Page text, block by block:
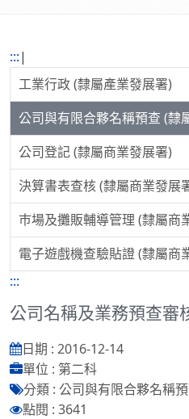
:::|
工業行政 (隸屬產業發展署)
公司與有限合夥名稱預查 (隸
公司登記 (隸屬商業發展署)
決算書表查核 (隸屬商業發展
巿場及攤販輔導管理 (隸屬商
電子遊戲機查驗貼證 (隸屬商
:::
公司名稱及業務預查審
日期 : 2016-12-14
單位 : 第二科
分類 : 公司與有限合夥名稱
點閱 : 3641